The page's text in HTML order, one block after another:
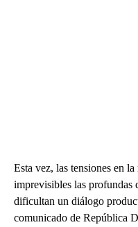
Esta vez, las tensiones en
imprevisibles las profundas
dificultan un diálogo
comunicado de República